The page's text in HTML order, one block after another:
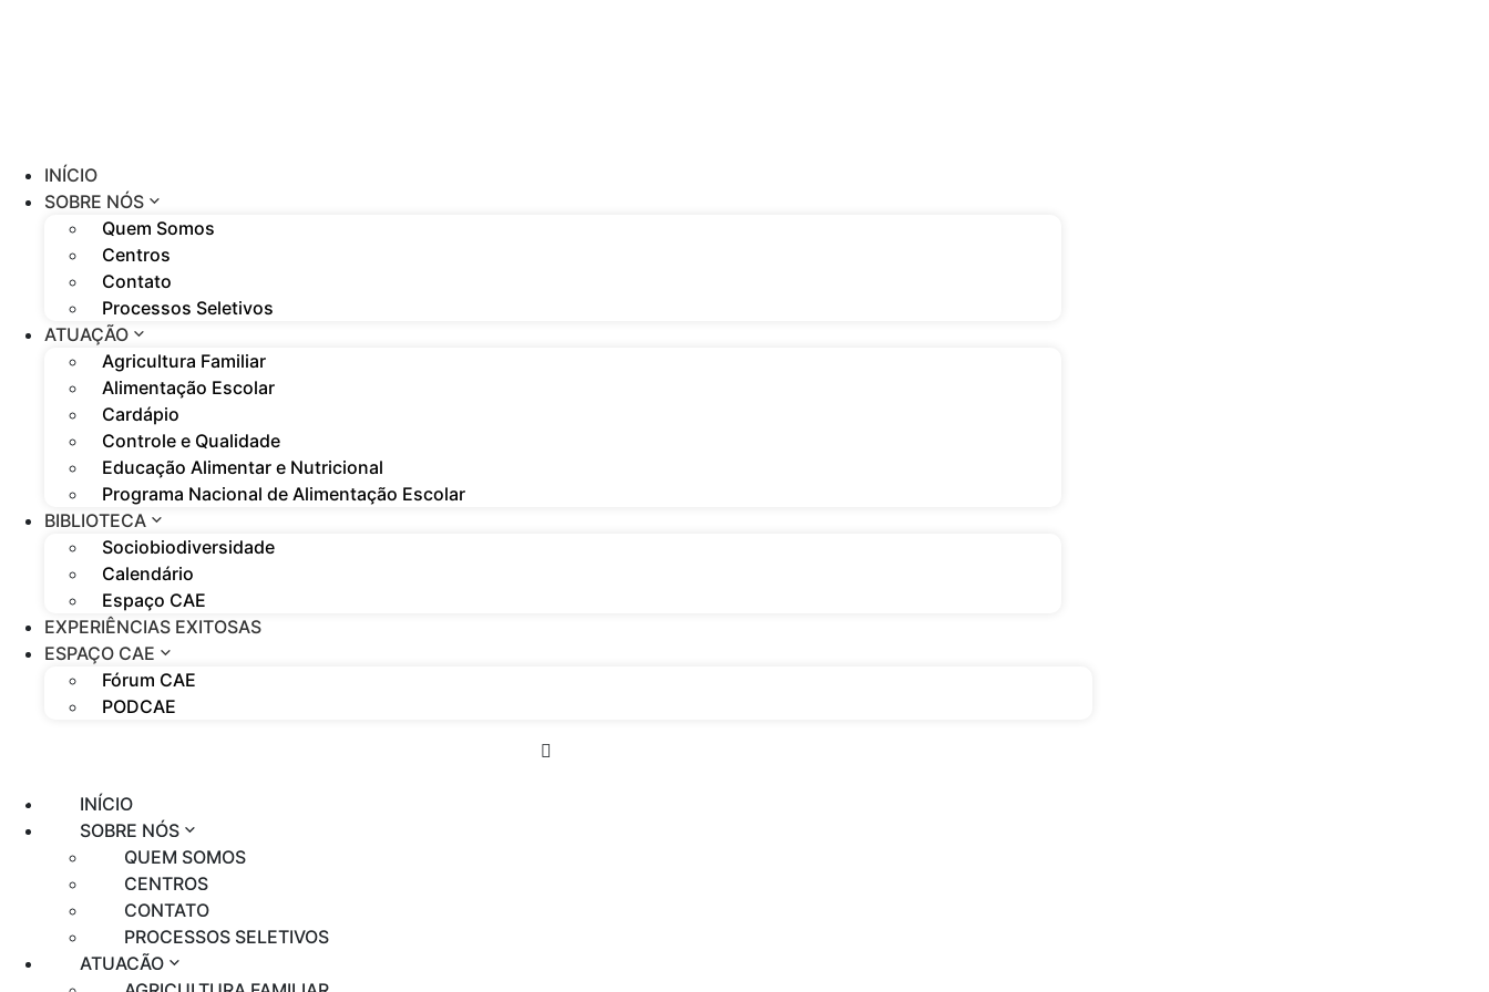
INÍCIO
SOBRE NÓS
Quem Somos
Centros
Contato
Processos Seletivos
ATUAÇÃO
Agricultura Familiar
Alimentação Escolar
Cardápio
Controle e Qualidade
Educação Alimentar e Nutricional
Programa Nacional de Alimentação Escolar
BIBLIOTECA
Sociobiodiversidade
Calendário
Espaço CAE
EXPERIÊNCIAS EXITOSAS
ESPAÇO CAE
Fórum CAE
PODCAE
INÍCIO
SOBRE NÓS
QUEM SOMOS
CENTROS
CONTATO
PROCESSOS SELETIVOS
ATUAÇÃO